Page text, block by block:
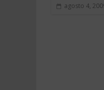
agosto 4,